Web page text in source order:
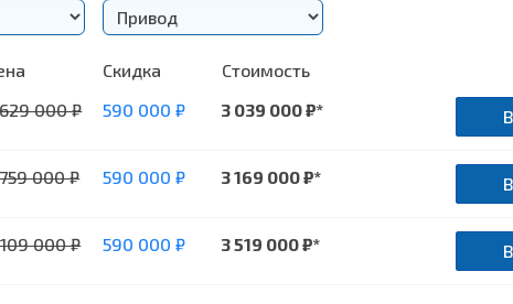
Cкидка
Стоимость
000₽ 590 000 ₽ 3 039 000₽*
000₽ 590 000 ₽ 3 169 000₽*
000₽ 590 000 ₽ 3 519 000₽*